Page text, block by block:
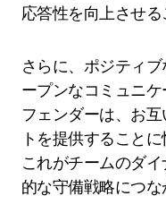
応答性を向上させる
さらに、ポジティ
ープンなコミュニ
フェンダーは、お
トを提供すること
これがチームのダ
的な守備戦略につな